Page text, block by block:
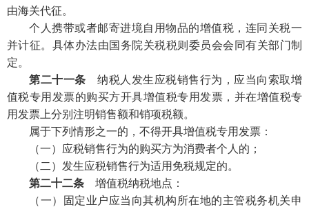
由海关代征。
个人携带或者邮寄进境自用物品的增值税，连同关税一
并计征。具体办法由国务院关税税则委员会会同有关部门制
定。
第二十一条 纳税人发生应税销售行为，应当向索取增
值税专用发票的购买方开具增值税专用发票，并在增值税专
用发票上分别注明销售额和销项税额。
属于下列情形之一的，不得开具增值税专用发票：
（一）应税销售行为的购买方为消费者个人的；
（二）发生应税销售行为适用免税规定的。
第二十二条 增值税纳税地点：
（一）固定业户应当向其机构所在地的主管税务机关申